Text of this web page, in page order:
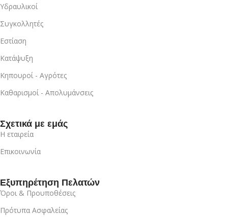
Υδραυλικοί
Συγκολλητές
Εστίαση
Κατάψυξη
Κηπουροί - Αγρότες
Καθαρισμοί - Απολυμάνσεις
Σχετικά με εμάς
Η εταιρεία
Επικοινωνία
Εξυπηρέτηση Πελατών
Όροι & Προυποθέσεις
Πρότυπα Ασφαλείας